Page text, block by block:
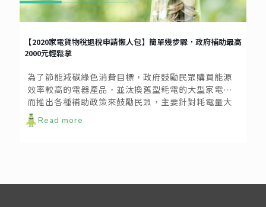
【2020家電貨物稅退稅申請懶人包】簡單幾步驟，政府補助最高
2000元輕鬆拿
為了節能減碳綠色消費目標，政府鼓勵民眾購買能源
效率較高的電器產品，並汰換舊型耗電的大型家電，
而推出各種補助政策來鼓勵民眾，主要針對耗電量大
的冷氣空調和冰箱進行補助。政府去年針對節能家電
推出主要的兩大補助方案，分別為汰舊換新補助以及
Read more